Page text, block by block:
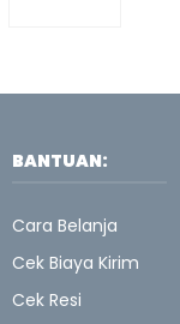
BANTUAN:
Cara Belanja
Cek Biaya Kirim
Cek Resi